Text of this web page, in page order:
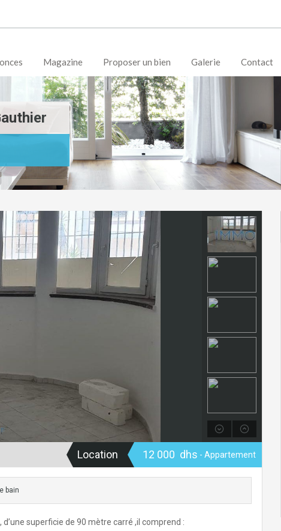
Magazine Proposer un bien Galerie Contact
Location 12 000 dhs - Appartement
bain
superficie de 90 mètre carré ,il comprend :